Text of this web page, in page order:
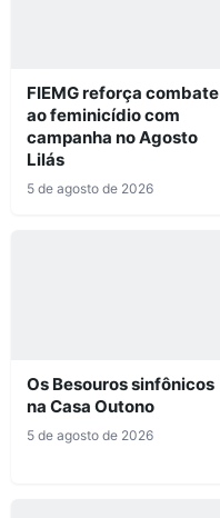
FIEMG reforça combate
ao feminicídio com
campanha no Agosto
Lilás
5 de agosto de 2026
Os Besouros sinfônicos
na Casa Outono
5 de agosto de 2026